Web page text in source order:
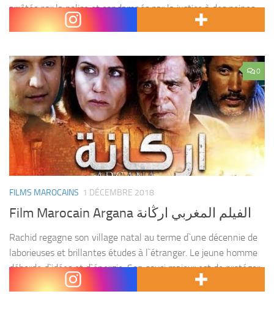
arrêtés par la police et condamnés par la justice à des peines
allant de trois mois...
0
FILMS MAROCAINS 1 DÉCEMBRE 2018
Film Marocain Argana الفيلم المغربي ارڭانة
Rachid regagne son village natal au terme d`une décennie de
laborieuses et brillantes études à l`étranger. Le jeune homme
déborde d`idées et d`énergie. Son souci majeur est de protéger
les arganiers, notamment cet arbre...